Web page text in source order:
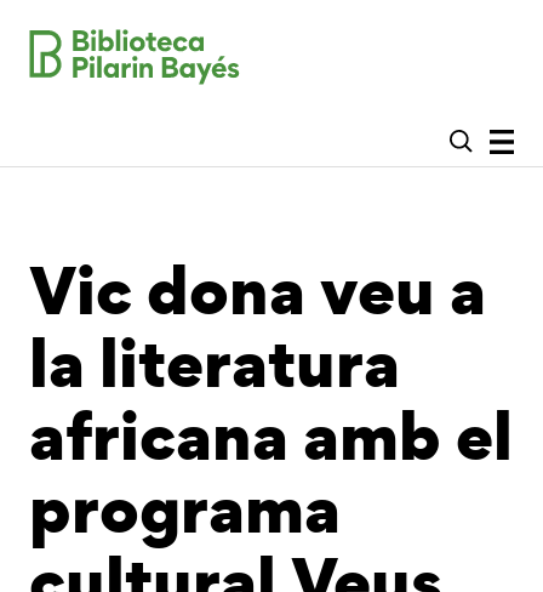
Vic dona veu a
la literatura
africana amb el
programa